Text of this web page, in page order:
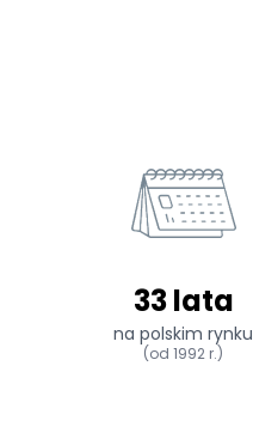
33 lata
na polskim rynku
(od 1992 r.)